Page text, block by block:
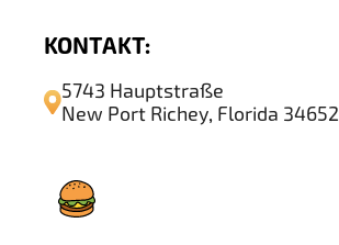
KONTAKT:
5743 Hauptstraße
New Port Richey, Florida 34652